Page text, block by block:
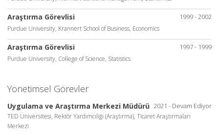
1999 - 2002
Araştırma Görevlisi
Purdue University, Krannert School of Business, Economics
1997 - 1999
Araştırma Görevlisi
Purdue University, College of Science, Statistics
Yönetimsel Görevler
2021 - Devam Ediyor
Uygulama ve Araştırma Merkezi Müdürü
TED Üniversitesi, Rektör Yardımcılığı (Araştırma), Ticaret Araştırmaları
Merkezi